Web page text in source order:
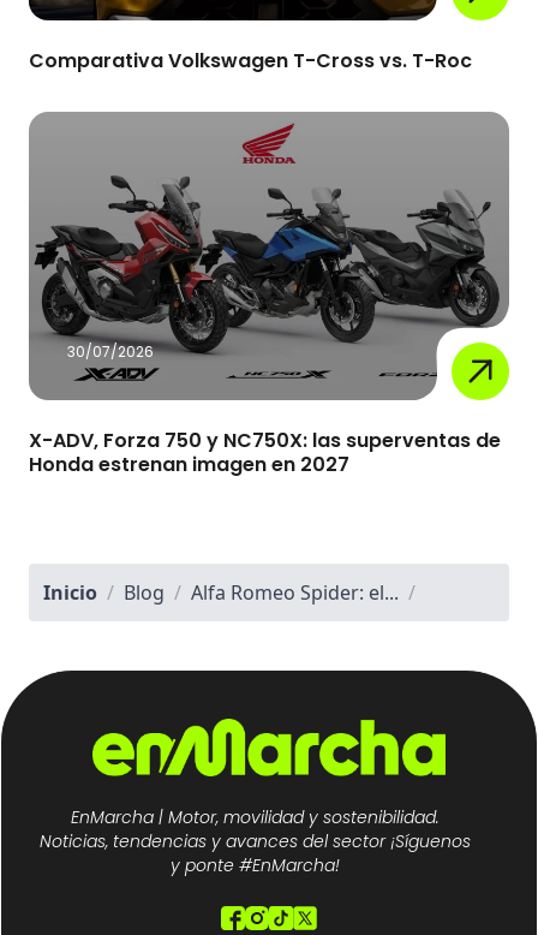
Comparativa Volkswagen T-Cross vs. T-Roc
30/07/2026
X-ADV, Forza 750 y NC750X: las superventas de
Honda estrenan imagen en 2027
Inicio / Blog / Alfa Romeo Spider: el... /
EnMarcha | Motor, movilidad y sostenibilidad.
Noticias, tendencias y avances del sector ¡Síguenos
y ponte #EnMarcha!